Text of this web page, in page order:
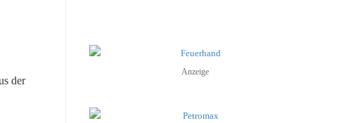
der
Anzeige